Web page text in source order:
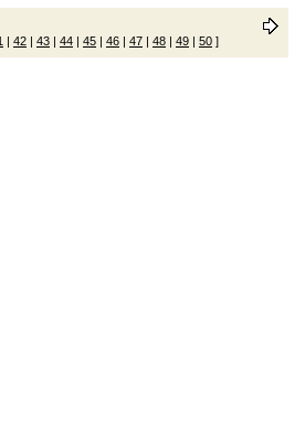
| 42 | 43 | 44 | 45 | 46 | 47 | 48 | 49 | 50 ]